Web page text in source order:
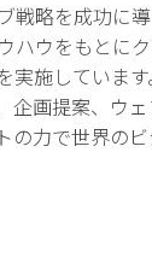
戦略を成功に
ハウをもとに
実施していま
企画提案、ウ
の力で世界の